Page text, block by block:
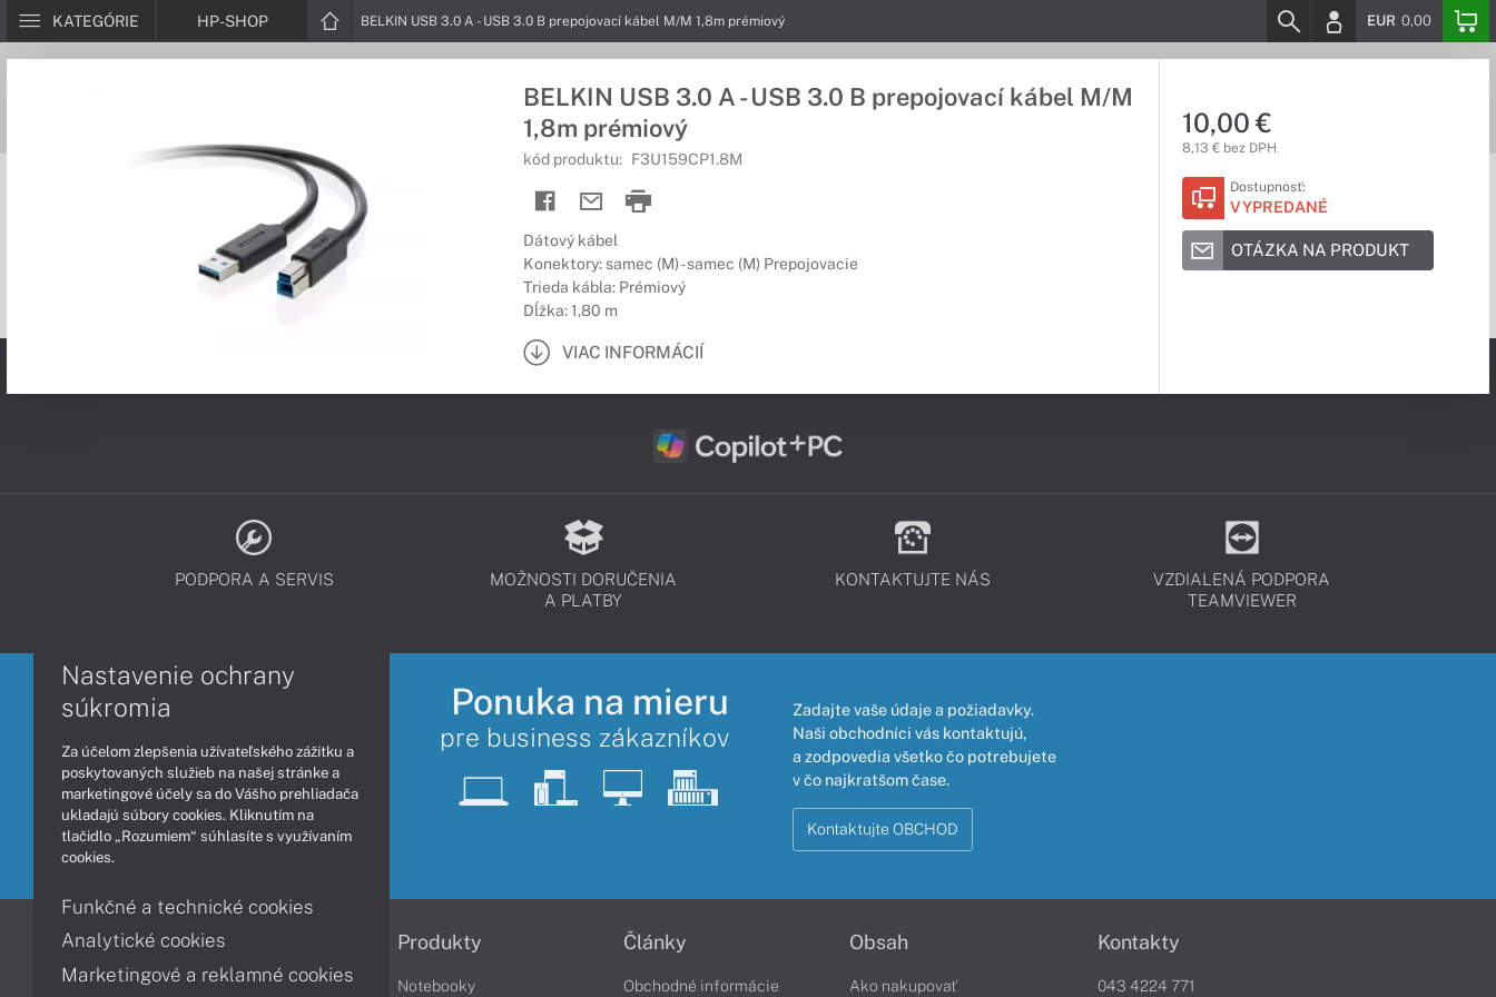
KATEGÓRIE HP-SHOP BELKIN USB 3.0 A - USB 3.0 B prepojovací kábel M/M 1,8m prémiový EUR 0,00
BELKIN USB 3.0 A - USB 3.0 B prepojovací kábel M/M
1,8m prémiový
kód produktu: F3U159CP1.8M
Dátový kábel
Konektory: samec (M) - samec (M) Prepojovacie
Trieda kábla: Prémiový
Dĺžka: 1,80 m
VIAC INFORMÁCIÍ
10,00 €
8,13 € bez DPH
Dostupnosť:
VYPREDANÉ
OTÁZKA NA PRODUKT
PODPORA A SERVIS
MOŽNOSTI DORUČENIA
A PLATBY
KONTAKTUJTE NÁS
VZDIALENÁ PODPORA
TEAMVIEWER
Ponuka na mieru
pre business zákazníkov
Zadajte vaše údaje a požiadavky.
Naši obchodníci vás kontaktujú,
a zodpovedia všetko čo potrebujete
v čo najkratšom čase.
Kontaktujte OBCHOD
Informácie
Obchodné podmienky
Produkty
Notebooky
Články
Obchodné informácie
Obsah
Ako nakupovať
Kontakty
043 4224 771
Nastavenie ochrany
súkromia
Za účelom zlepšenia užívateľského zážitku a
poskytovaných služieb na našej stránke a
marketingové účely sa do Vášho prehliadača
ukladajú súbory cookies. Kliknutím na
tlačidlo „Rozumiem“ súhlasíte s využívaním
cookies.
Funkčné a technické cookies
Analytické cookies
Marketingové a reklamné cookies